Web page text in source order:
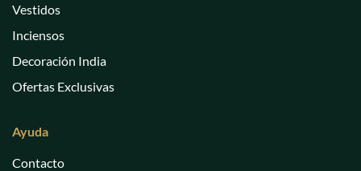
Vestidos
Inciensos
Decoración India
Ofertas Exclusivas
Ayuda
Contacto